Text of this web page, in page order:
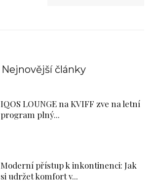
Nejnovější články
IQOS LOUNGE na KVIFF zve na letní
program plný...
Moderní přístup k inkontinenci: Jak
si udržet komfort v...